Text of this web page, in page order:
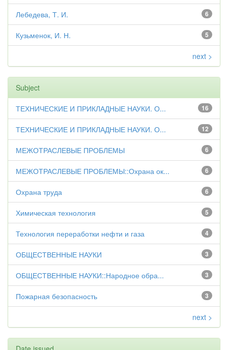
6
Лебедева, Т. И.
5
Кузьменок, И. Н.
next >
Subject
16
ТЕХНИЧЕСКИЕ И ПРИКЛАДНЫЕ НАУКИ. О...
12
ТЕХНИЧЕСКИЕ И ПРИКЛАДНЫЕ НАУКИ. О...
6
МЕЖОТРАСЛЕВЫЕ ПРОБЛЕМЫ
6
МЕЖОТРАСЛЕВЫЕ ПРОБЛЕМЫ::Охрана ок...
6
Охрана труда
5
Химическая технология
4
Технология переработки нефти и газа
3
ОБЩЕСТВЕННЫЕ НАУКИ
3
ОБЩЕСТВЕННЫЕ НАУКИ::Народное обра...
3
Пожарная безопасность
next >